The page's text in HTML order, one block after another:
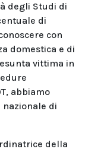
degli Studi di
di
con
domestica e di
vittima in
abbiamo
di
della